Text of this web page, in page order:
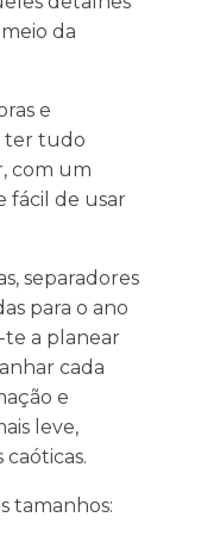
da
e
ter tudo
com um
fácil de usar
separadores
para o ano
te a planear
cada
e
leve,
caóticas.
tamanhos: